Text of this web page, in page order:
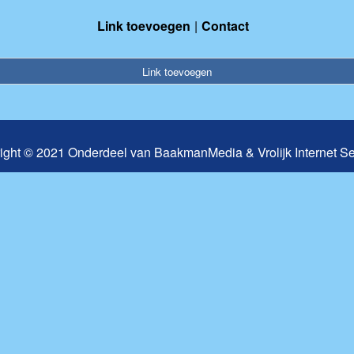
Link toevoegen Contact
Link toevoegen
© 2021 Onderdeel van BaakmanMedia& Vrolijk Internet